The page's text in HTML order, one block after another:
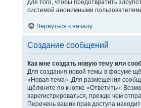
для того, чтобы предотвратить
системой анонимными
Вернуться к началу
Создание сообщений
Как мне создать новую тему или
Для создания новой темы в форуме
«Новая тема». Для размещения
щёлкните по кнопке «Ответить».
зарегистрироваться, прежде чем
Перечень ваших прав доступа